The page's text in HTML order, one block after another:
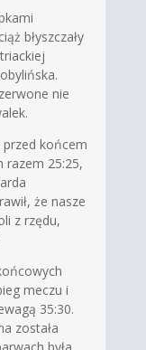
błyszczały
nie
przed końcem
razem 25:25,
że nasze
z rzędu,
meczu i
35:30.
została